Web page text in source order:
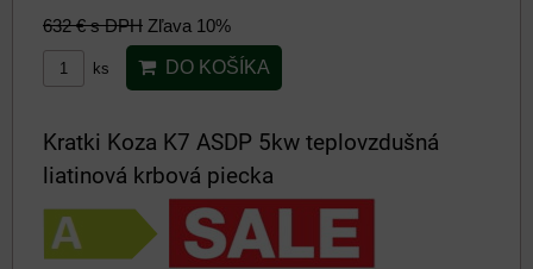
632 €s DPH Zľava 10%
ks DO KOŠÍKA
Kratki Koza K7 ASDP 5kw teplovzdušná
liatinová krbová piecka